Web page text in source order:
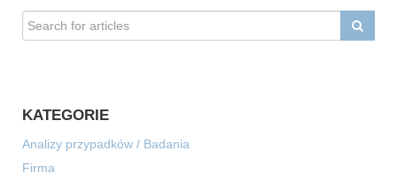
KATEGORIE
Analizy przypadków / Badania
Firma